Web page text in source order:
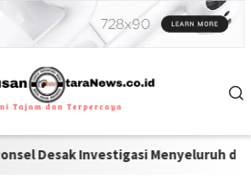
Menyeluruh di Lapas